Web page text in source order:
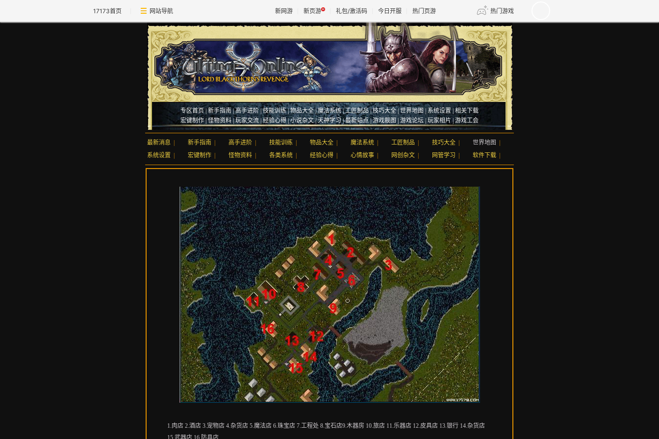
17173首页 网站导航 新网游 新页游 礼包/激活码 今日开服 热门页游 热门游戏
魔兽 DNF 传奇4
天堂 剑网3旗舰版 新天龙八部
王权与自由 诛仙世界 仙剑世界
专区首页|新手指南 |高手进阶 |技能训练|物品大全|魔法系统|工匠制品|技巧大全|世界地图 系统设置| 相关下载
宏键制作| 怪物资料 |玩家交流 |经验心得|小说杂文|天神学习| 最新站点 |游戏靓图|游戏论坛 |玩家相片 |游戏工会
最新消息 新手指南 高手进阶 技能训练 物品大全 魔法系统 工匠制品 技巧大全 世界地图
系统设置
宏键制作 怪物资料 各类系统 经验心得 心情故事 网创杂文 网管学习 软件下载
1.肉店 2.酒店 3.宠物店 4.杂货店 5.魔法店 6.珠宝店 7.工程处 8.宝石店9.木器房 10.旅店 11.乐器店 12.皮具店 13.银行 14.杂货店
15.武器店 16.防具店